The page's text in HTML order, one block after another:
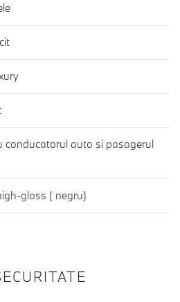
conducatorul auto si pasagerul
gloss ( negru)